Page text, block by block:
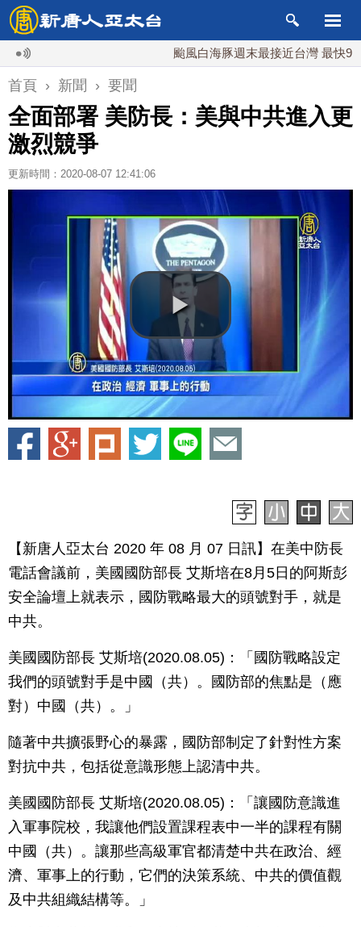
颱風白海豚週末最接近台灣 最快9日可能
首頁 › 新聞 › 要聞
全面部署 美防長：美與中共進入更
激烈競爭
更新時間：2020-08-07 12:41:06
【新唐人亞太台 2020 年 08 月 07 日訊】在美中防長
電話會議前，美國國防部長 艾斯培在8月5日的阿斯彭
安全論壇上就表示，國防戰略最大的頭號對手，就是
中共。
美國國防部長 艾斯培(2020.08.05)：「國防戰略設定
我們的頭號對手是中國（共）。國防部的焦點是（應
對）中國（共）。」
隨著中共擴張野心的暴露，國防部制定了針對性方案
對抗中共，包括從意識形態上認清中共。
美國國防部長 艾斯培(2020.08.05)：「讓國防意識進
入軍事院校，我讓他們設置課程表中一半的課程有關
中國（共）。讓那些高級軍官都清楚中共在政治、經
濟、軍事上的行動，它們的決策系統、中共的價值觀
及中共組織結構等。」